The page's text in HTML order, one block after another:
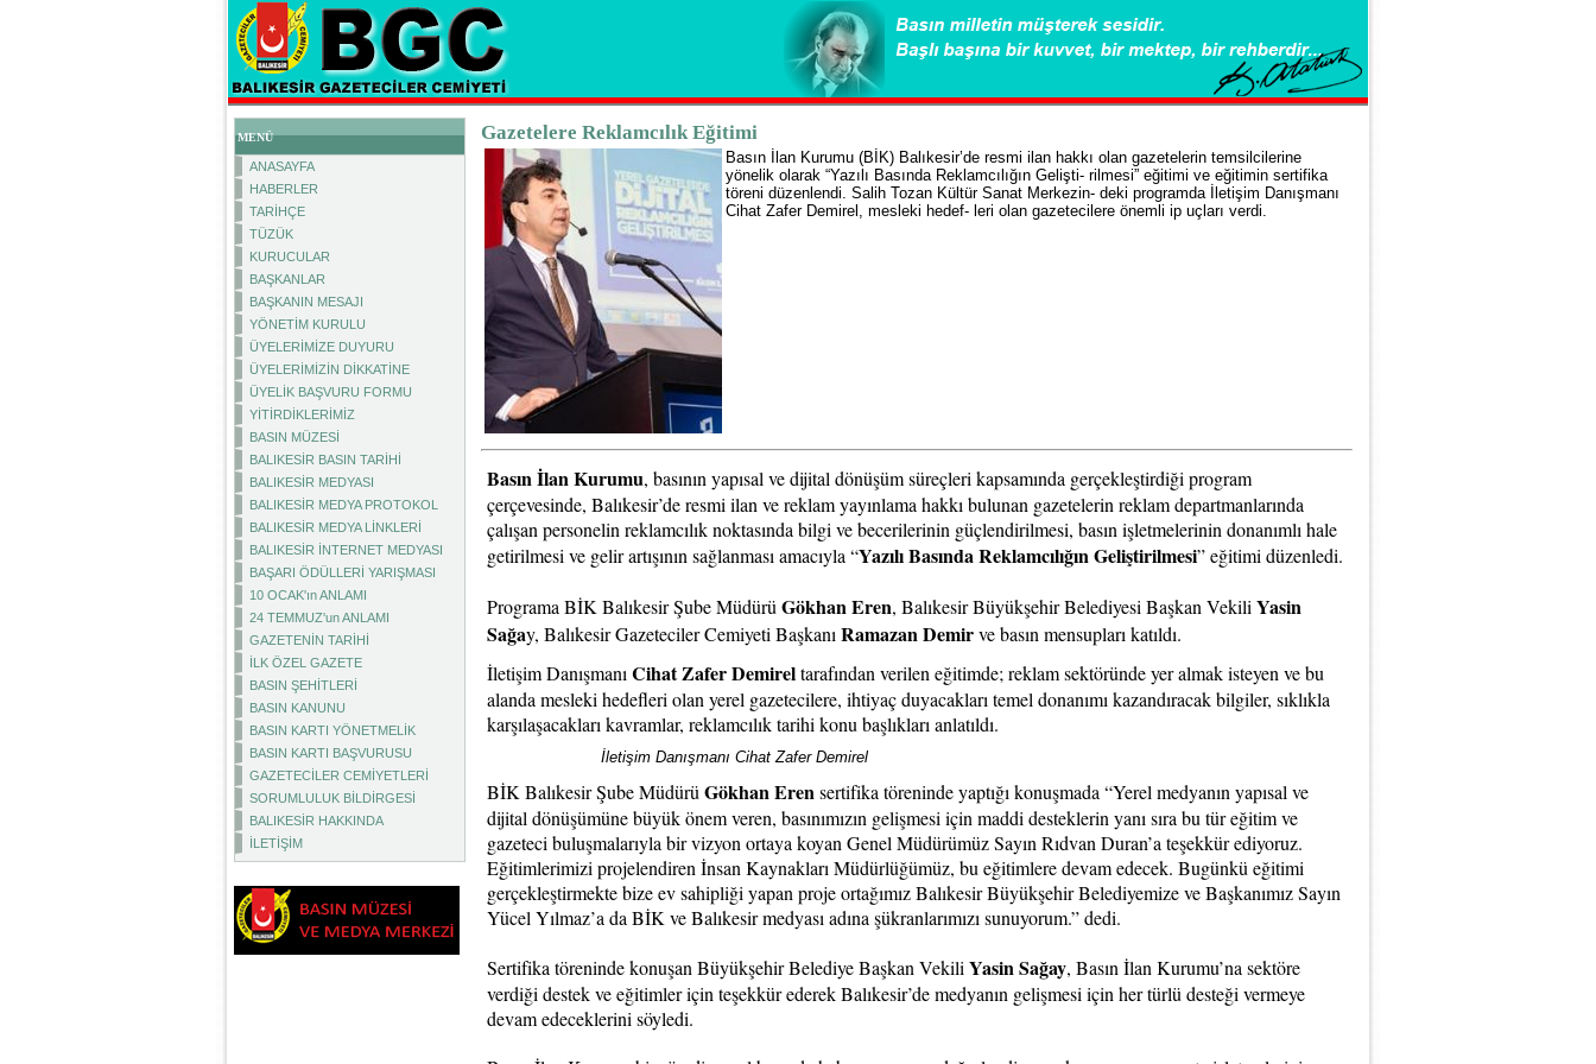
MENÜ
ANASAYFA
HABERLER
TARİHÇE
TÜZÜK
KURUCULAR
BAŞKANLAR
BAŞKANIN MESAJI
YÖNETİM KURULU
ÜYELERİMİZE DUYURU
ÜYELERİMİZİN DİKKATİNE
ÜYELİK BAŞVURU FORMU
YİTİRDİKLERİMİZ
BASIN MÜZESİ
BALIKESİR BASIN TARİHİ
BALIKESİR MEDYASI
BALIKESİR MEDYA PROTOKOL
BALIKESİR MEDYA LİNKLERİ
BALIKESİR İNTERNET MEDYASI
BAŞARI ÖDÜLLERİ YARIŞMASI
10 OCAK'ın ANLAMI
24 TEMMUZ'un ANLAMI
GAZETENİN TARİHİ
İLK ÖZEL GAZETE
BASIN ŞEHİTLERİ
BASIN KANUNU
BASIN KARTI YÖNETMELİK
BASIN KARTI BAŞVURUSU
GAZETECİLER CEMİYETLERİ
SORUMLULUK BİLDİRGESİ
BALIKESİR HAKKINDA
İLETİŞİM
Gazetelere Reklamcılık Eğitimi
Basın İlan Kurumu (BİK) Balıkesir’de resmi ilan hakkı olan gazetelerin temsilcilerine
yönelik olarak “Yazılı Basında Reklamcılığın Gelişti- rilmesi” eğitimi ve eğitimin sertifika
töreni düzenlendi. Salih Tozan Kültür Sanat Merkezin- deki programda İletişim Danışmanı
Cihat Zafer Demirel, mesleki hedef- leri olan gazetecilere önemli ip uçları verdi.
Basın İlan Kurumu, basının yapısal ve dijital dönüşüm süreçleri kapsamında gerçekleştirdiği program
çerçevesinde, Balıkesir’de resmi ilan ve reklam yayınlama hakkı bulunan gazetelerin reklam departmanlarında
çalışan personelin reklamcılık noktasında bilgi ve becerilerinin güçlendirilmesi, basın işletmelerinin donanımlı hale
getirilmesi ve gelir artışının sağlanması amacıyla “Yazılı Basında Reklamcılığın Geliştirilmesi” eğitimi düzenledi.
Programa BİK Balıkesir Şube Müdürü Gökhan Eren, Balıkesir Büyükşehir Belediyesi Başkan Vekili Yasin
Sağay, Balıkesir Gazeteciler Cemiyeti Başkanı Ramazan Demirve basın mensupları katıldı.
İletişim Danışmanı Cihat Zafer Demireltarafından verilen eğitimde; reklam sektöründe yer almak isteyen ve bu
alanda mesleki hedefleri olan yerel gazetecilere, ihtiyaç duyacakları temel donanımı kazandıracak bilgiler, sıklıkla
karşılaşacakları kavramlar, reklamcılık tarihi konu başlıkları anlatıldı.
İletişim Danışmanı Cihat Zafer Demirel
BİK Balıkesir Şube Müdürü Gökhan Erensertifika töreninde yaptığı konuşmada “Yerel medyanın yapısal ve
dijital dönüşümüne büyük önem veren, basınımızın gelişmesi için maddi desteklerin yanı sıra bu tür eğitim ve
gazeteci buluşmalarıyla bir vizyon ortaya koyan Genel Müdürümüz Sayın Rıdvan Duran’a teşekkür ediyoruz.
Eğitimlerimizi projelendiren İnsan Kaynakları Müdürlüğümüz, bu eğitimlere devam edecek. Bugünkü eğitimi
gerçekleştirmekte bize ev sahipliği yapan proje ortağımız Balıkesir Büyükşehir Belediyemize ve Başkanımız Sayın
Yücel Yılmaz’a da BİK ve Balıkesir medyası adına şükranlarımızı sunuyorum.” dedi.
Sertifika töreninde konuşan Büyükşehir Belediye Başkan Vekili Yasin Sağay, Basın İlan Kurumu’na sektöre
verdiği destek ve eğitimler için teşekkür ederek Balıkesir’de medyanın gelişmesi için her türlü desteği vermeye
devam edeceklerini söyledi.